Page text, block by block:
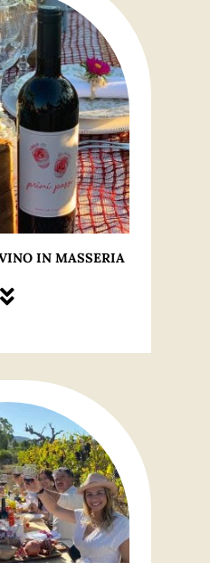
IN MASSERIA